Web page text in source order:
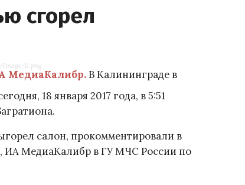
сгорел
11.png
МедиаКалибр.В Калининграде в
18 января 2017 года, в 5:51
салон, прокомментировали в
ИА МедиаКалибр в ГУ МЧС России по